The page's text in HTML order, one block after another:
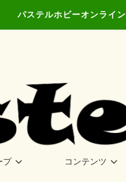
パステルホビーオンライン
プ コンテンツ